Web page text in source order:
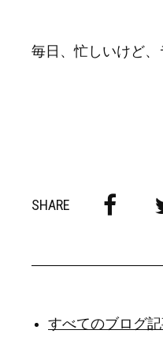
毎日、忙しいけど
SHARE
すべてのブログ